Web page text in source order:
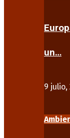
un…
9 julio,